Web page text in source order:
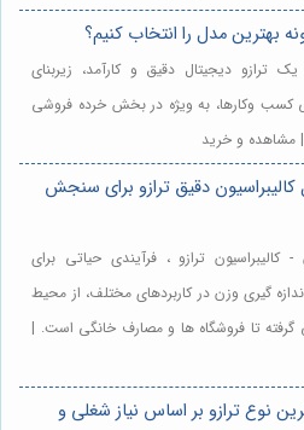
بهترین مدل را انتخاب کنیم؟
ترازو دیجیتال دقیق و کارآمد، زیربنای
کسب وکارها، به ویژه در بخش خرده فروشی
مشاهده و خرید
کالیبراسیون دقیق ترازو برای سنجش
کالیبراسیون ترازو ، فرآیندی حیاتی برای
گیری وزن در کاربردهای مختلف، از محیط
تا فروشگاه ها و مصارف خانگی است. |
نوع ترازو بر اساس نیاز شغلی و